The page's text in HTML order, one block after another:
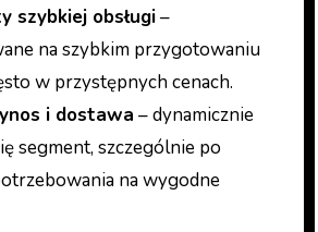
szybkiej obsługi–
na szybkim przygotowaniu
w przystępnych cenach.
i dostawa – dynamicznie
segment, szczególnie po
na wygodne